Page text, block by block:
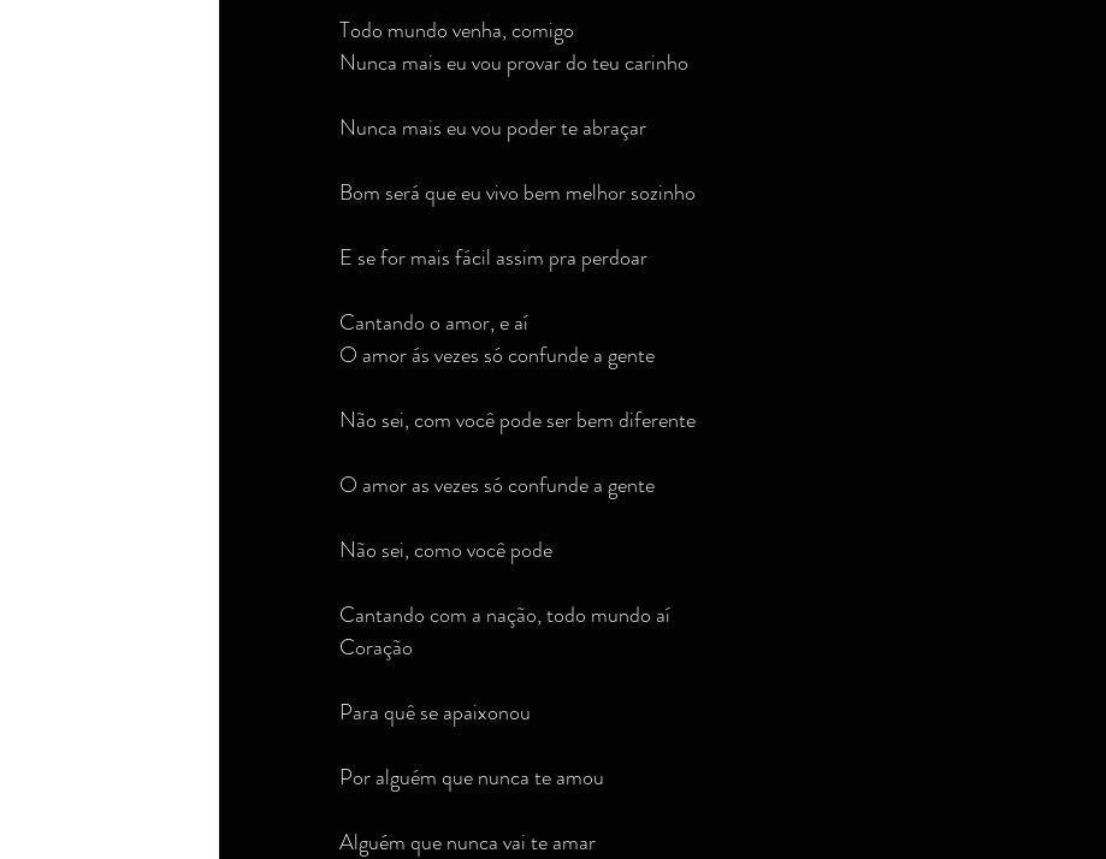
Todo mundo venha, comigo
Nunca mais eu vou provar do teu carinho
Nunca mais eu vou poder te abraçar
Bom será que eu vivo bem melhor sozinho
E se for mais fácil assim pra perdoar
Cantando o amor, e aí
O amor ás vezes só confunde a gente
Não sei, com você pode ser bem diferente
O amor as vezes só confunde a gente
Não sei, como você pode
Cantando com a nação, todo mundo aí
Coração
Para quê se apaixonou
Por alguém que nunca te amou
Alguém que nunca vai te amar